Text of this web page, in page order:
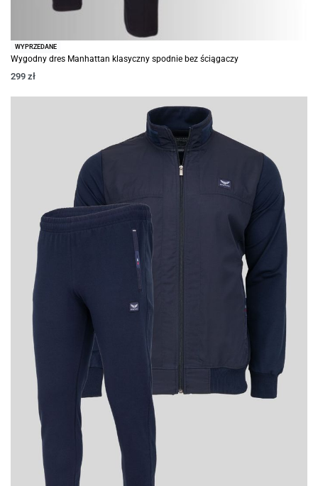
WYPRZEDANE
Wygodny dres Manhattan klasyczny spodnie bez ściągaczy
299 zł